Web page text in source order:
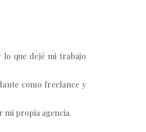
lo que dejé mi trabajo
como freelance y
mi propia agencia.